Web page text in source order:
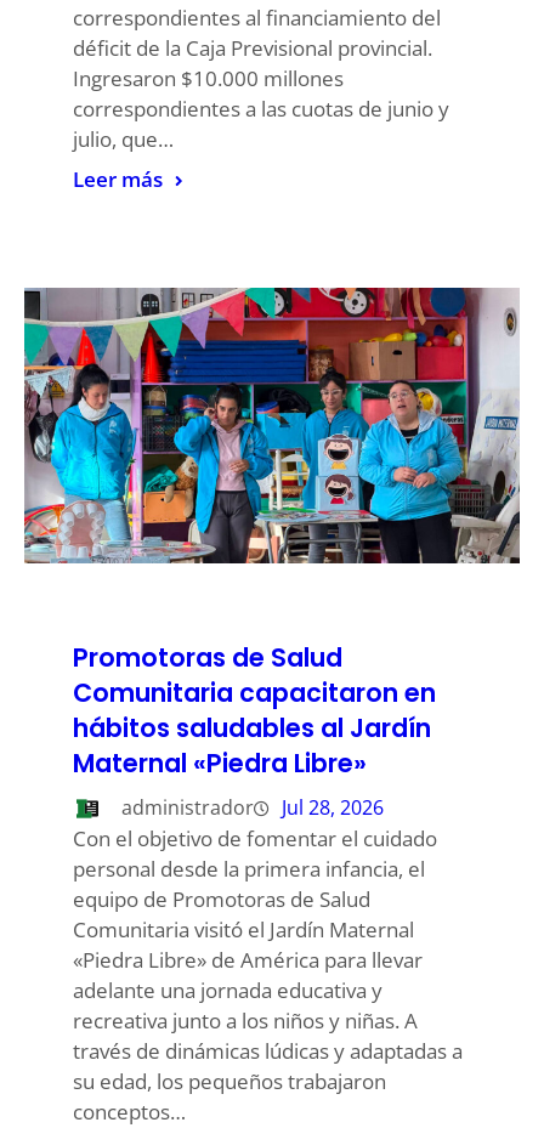
correspondientes al financiamiento del
déficit de la Caja Previsional provincial.
Ingresaron $10.000 millones
correspondientes a las cuotas de junio y
julio, que…
Leer más
Promotoras de Salud
Comunitaria capacitaron en
hábitos saludables al Jardín
Maternal «Piedra Libre»
administrador Jul 28, 2026
Con el objetivo de fomentar el cuidado
personal desde la primera infancia, el
equipo de Promotoras de Salud
Comunitaria visitó el Jardín Maternal
«Piedra Libre» de América para llevar
adelante una jornada educativa y
recreativa junto a los niños y niñas. A
través de dinámicas lúdicas y adaptadas a
su edad, los pequeños trabajaron
conceptos…